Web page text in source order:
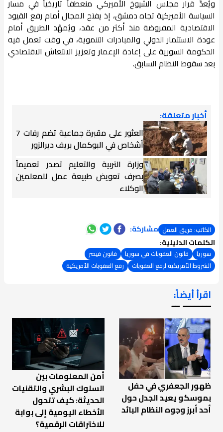
ويُعدّ قرار مجلس الشيوخ الأميركي منعطفاً تاريخياً في مسار
السياسة الأميركية تجاه دمشق، إذ يفتح المجال أمام رفع القيود
الاقتصادية المفروضة منذ أكثر من عقد، ويُمهّد الطريق أمام
عودة الاستثمار الدولي والمبادرات التنموية، في وقت تعمل فيه
الحكومة السورية على إعادة الإعمار وتعزيز الانتعاش الاقتصادي
بعد سقوط النظام السابق.
أخبار متعلقة:
العثور على مقبرة جماعية تضم رفات 7
أشخاص في البوكمال بريف ديرالزور
وزارة التربية والتعليم تصدر تعميماً
بصرف تعويض طبيعة عمل للمعلمين
الوكلاء
الكاتب: فريق العمل مشاركة:
الكلمات الدليلية:
سوريا قانون العقوبات في سوريا
قانون قيصر
الشروط الأمريكية لرفع العقوبات
رفع العقوبات الأمريكية
اقرأ أيضاً:
ـــــــ ــ
ظهور الجعفري في حفل
بموسكو يعيد الجدل حول
أحد أبرز وجوه النظام البائد
أمن المعلومات بين
السلوك البشري والتقنيات
الحديثة: كيف تتحول
الأخطاء اليومية إلى بوابة
للاختراقات الرقمية؟